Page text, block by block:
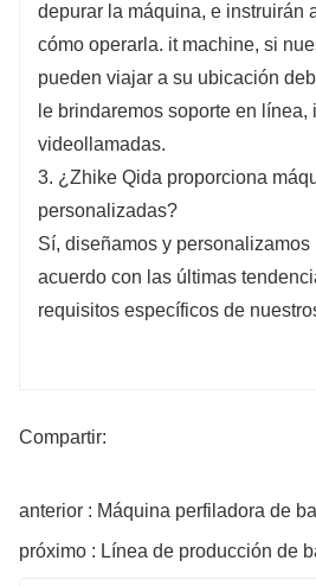
depurar la máquina, e instruirán
cómo operarla. it machine, si
pueden viajar a su ubicación
le brindaremos soporte en línea,
videollamadas.
3. ¿Zhike Qida proporciona
personalizadas?
Sí, diseñamos y personalizamos
acuerdo con las últimas
requisitos específicos de
Compartir:
anterior : Máquina perfiladora de